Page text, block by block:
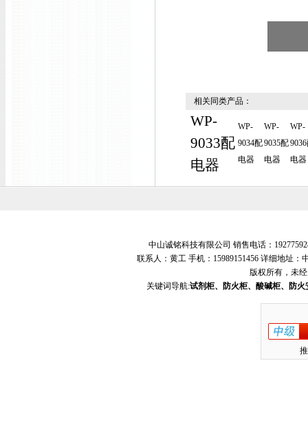
相关同类产品：
WP-
9033配
电器
WP-
9034配
电器
WP-
9035配
电器
WP-
电器
中山诚铭科技有限公司 销售电话：
联系人：黄工 手机：15989151456 详细地址
版权所有，未
关键词导航:试剂柜、防火柜、酸碱柜、防